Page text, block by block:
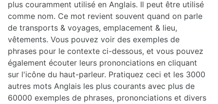
plus couramment utilisé en Anglais. Il peut être utilisé
comme nom. Ce mot revient souvent quand on parle
de transports & voyages, emplacement & lieu,
vêtements. Vous pouvez voir des exemples de
phrases pour le contexte ci-dessous, et vous pouvez
également écouter leurs prononciations en cliquant
sur l'icône du haut-parleur. Pratiquez ceci et les 3000
autres mots Anglais les plus courants avec plus de
60000 exemples de phrases, prononciations et divers